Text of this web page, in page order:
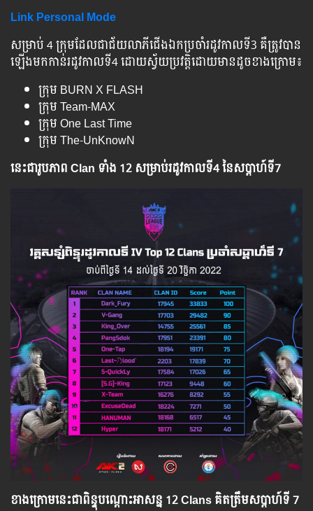
Link Personal Mode
សម្រាប់ 4 ក្រុមដែលជាជ័យលាភីជើងឯកប្រចាំរដូវកាលទី3 គឺត្រូវបាន
ឡើងមកកាន់រដូវកាលទី4 ដោយស្វ័យប្រវត្តិដោយមានដូចខាងក្រោម៖
ក្រុម BURN X FLASH
ក្រុម Team-MAX
ក្រុម One Last Time
ក្រុម The-UnKnowN
នេះជារូបភាព Clan ទាំង 12 សម្រាប់រដូវកាលទី4 នៃសប្ដាហ៍ទី7
ខាងក្រោមនេះជាពិន្ទុបណ្ដោះអាសន្ន 12 Clans គិតត្រឹមសប្ដាហ៍ទី 7